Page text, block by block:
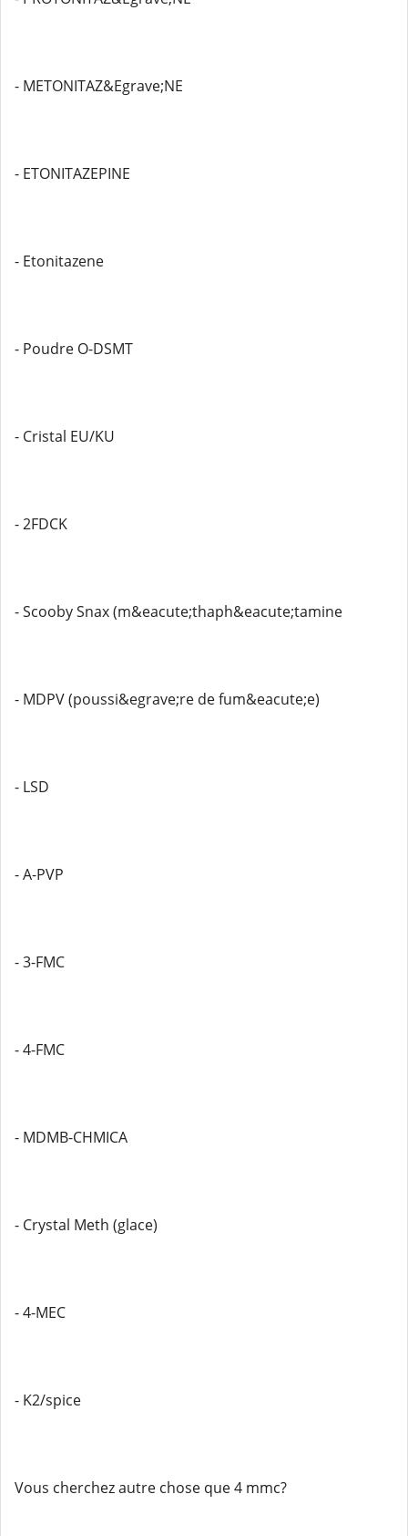
- METONITAZ&Egrave;NE
- ETONITAZEPINE
- Etonitazene
- Poudre O-DSMT
- Cristal EU/KU
- 2FDCK
- Scooby Snax (m&eacute;thaph&eacute;tamine
- MDPV (poussi&egrave;re de fum&eacute;e)
- LSD
- A-PVP
- 3-FMC
- 4-FMC
- MDMB-CHMICA
- Crystal Meth (glace)
- 4-MEC
- K2/spice
Vous cherchez autre chose que 4 mmc?